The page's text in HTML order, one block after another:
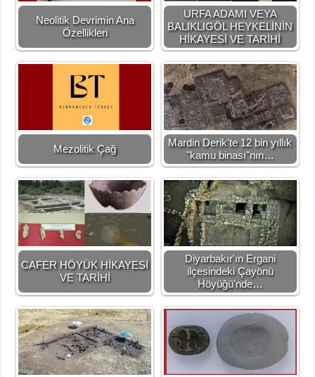
Neolitik Devrimin Ana
Özellikleri
URFA ADAMI VEYA
BALIKLIGÖL HEYKELİNİN
HİKAYESİ VE TARİHİ
Mezolitik Çağ
Mardin Derik'te 12 bin yıllık
"kamu binası"nın…
CAFER HÖYÜK HİKAYESİ
VE TARİHİ
Diyarbakır'ın Ergani
ilçesindeki Çayönü
Höyüğü'nde…